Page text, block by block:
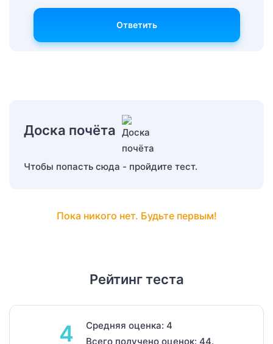
Ответить
Доска почёта
Чтобы попасть сюда - пройдите тест.
Пока никого нет. Будьте первым!
Рейтинг теста
4
Средняя оценка: 4
Всего получено оценок: 44.